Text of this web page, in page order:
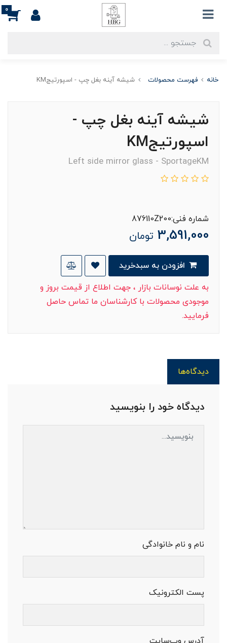
0
خانه فهرست محصولات شیشه آینه بغل چپ - اسپورتیجKM
شیشه آینه بغل چپ -
اسپورتیجKM
Left side mirror glass - SportageKM
شماره فنی:876110Z200
3,591,000 تومان
به علت نوسانات بازار ، جهت اطلاع از قیمت بروز و
موجودی محصولات با کارشناسان ما تماس حاصل
فرمایید.
دیدگاه‌ها
دیدگاه خود را بنویسید
نام و نام خانوادگی
پست الکترونیک
آدرس وب‌سایت